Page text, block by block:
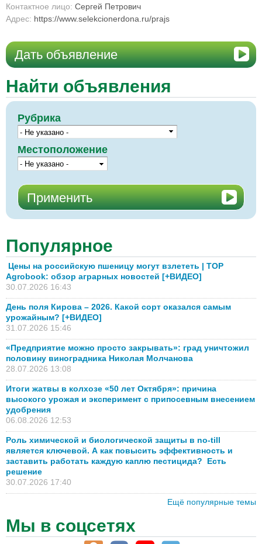
Контактное лицо: Сергей Петрович
Адрес: https://www.selekcionerdona.ru/prajs
Дать объявление
Найти объявления
Рубрика
Местоположение
Популярное
Цены на российскую пшеницу могут взлететь | TOP
Agrobook: обзор аграрных новостей [+ВИДЕО]
30.07.2026 16:43
День поля Кирова – 2026. Какой сорт оказался самым
урожайным? [+ВИДЕО]
31.07.2026 15:46
«Предприятие можно просто закрывать»: град уничтожил
половину виноградника Николая Молчанова
28.07.2026 13:08
Итоги жатвы в колхозе «50 лет Октября»: причина
высокого урожая и эксперимент с припосевным внесением
удобрения
06.08.2026 12:53
Роль химической и биологической защиты в no-till
является ключевой. А как повысить эффективность и
заставить работать каждую каплю пестицида? Есть
решение
30.07.2026 17:40
Ещё популярные темы
Мы в соцсетях